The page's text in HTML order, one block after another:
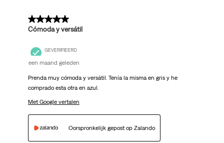
5 van 5 sterren.
Cómoda y versátil
GEVERIFIEERD
een maand geleden
Prenda muy cómoda y versátil. Tenía la misma en gris y he
comprado esta otra en azul.
Met Google vertalen
Oorspronkelijk gepost op Zalando